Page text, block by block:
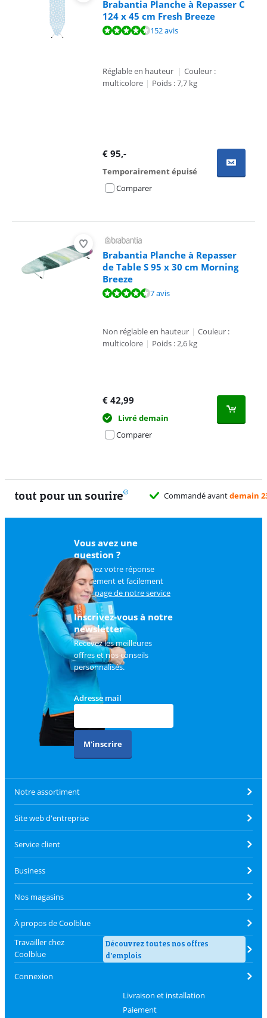
Brabantia Planche à Repasser C
124 x 45 cm Fresh Breeze
La note est de 9,1 sur 10, basée sur 152 avis.152 avis
Réglable en hauteur | Couleur :
multicolore | Poids : 7,7 kg
€ 95,-
Temporairement épuisé
Comparer
Brabantia Planche à Repasser
de Table S 95 x 30 cm Morning
Breeze
La note est de 9,1 sur 10, basée sur 7 avis.7 avis
Non réglable en hauteur | Couleur :
multicolore | Poids : 2,6 kg
€ 42,99
Livré demain
Comparer
tout pour un sourire
Vous avez une
question ?
Trouvez votre réponse
rapidement et facilement
surla page de notre service
client.
Inscrivez-vous à notre
newsletter
Recevez les meilleures
offres et nos conseils
personnalisés.
Adresse mail
M'inscrire
Notre assortiment
Site web d'entreprise
Service client
Business
Nos magasins
À propos de Coolblue
Travailler chez
Coolblue
Découvrez toutes nos offres
d'emplois
Connexion
Livraison et installation
Paiement